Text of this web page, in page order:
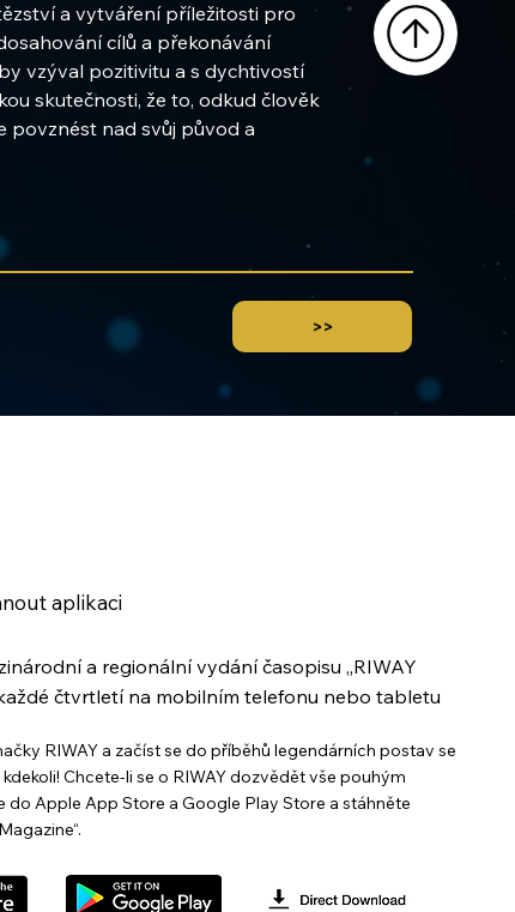
a vytváření příležitosti pro
cílů a překonávání
vzýval pozitivitu a s dychtivostí
skutečnosti, že to, odkud člověk
povznést nad svůj původ a
>>
aplikaci
a regionální vydání časopisu „RIWAY
čtvrtletí na mobilním telefonu nebo tabletu
RIWAY a začíst se do příběhů legendárních postav se
Chcete-li se o RIWAY dozvědět vše pouhým
do Apple App Store a Google Play Store a stáhněte